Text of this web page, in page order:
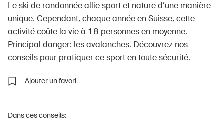
Seniors
École
Entreprises
À propos du BPA
Politique
Le ski de randonnée allie sport et nature d’une manière
unique. Cependant, chaque année en Suisse, cette
activité coûte la vie à 18 personnes en moyenne.
Principal danger: les avalanches. Découvrez nos
conseils pour pratiquer ce sport en toute sécurité.
Ajouter un favori
Dans ces conseils: